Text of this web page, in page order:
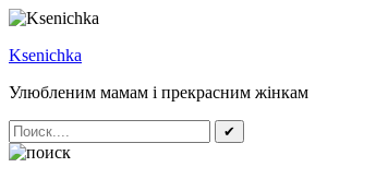
Ksenichka
Улюбленим мамам і прекрасним жінкам
✔